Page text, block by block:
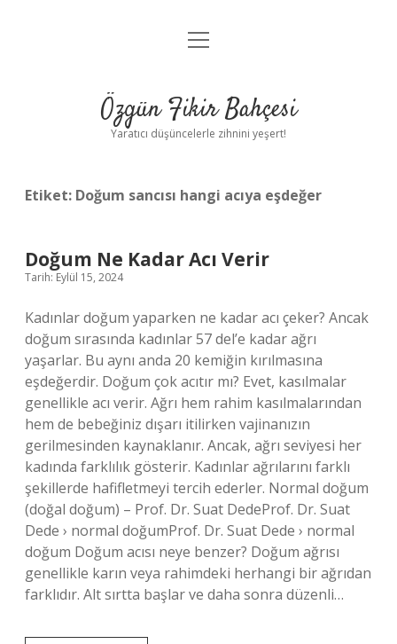
Anasayfa
Yasal Uyarı
menüyü
Özgün Fikir Bahçesi
Yaratıcı düşüncelerle zihnini yeşert!
Etiket: Doğum sancısı hangi acıya eşdeğer
Doğum Ne Kadar Acı Verir
Tarih: Eylül 15, 2024
Kadınlar doğum yaparken ne kadar acı çeker? Ancak
doğum sırasında kadınlar 57 del’e kadar ağrı
yaşarlar. Bu aynı anda 20 kemiğin kırılmasına
eşdeğerdir. Doğum çok acıtır mı? Evet, kasılmalar
genellikle acı verir. Ağrı hem rahim kasılmalarından
hem de bebeğiniz dışarı itilirken vajinanızın
gerilmesinden kaynaklanır. Ancak, ağrı seviyesi her
kadında farklılık gösterir. Kadınlar ağrılarını farklı
şekillerde hafifletmeyi tercih ederler. Normal doğum
(doğal doğum) – Prof. Dr. Suat DedeProf. Dr. Suat
Dede › normal doğumProf. Dr. Suat Dede › normal
doğum Doğum acısı neye benzer? Doğum ağrısı
genellikle karın veya rahimdeki herhangi bir ağrıdan
farklıdır. Alt sırtta başlar ve daha sonra düzenli…